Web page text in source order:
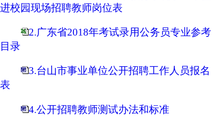
进校园现场招聘教师岗位表
2.广东省2018年考试录用公务员专业参考
目录
3.台山市事业单位公开招聘工作人员报名
表
4.公开招聘教师测试办法和标准